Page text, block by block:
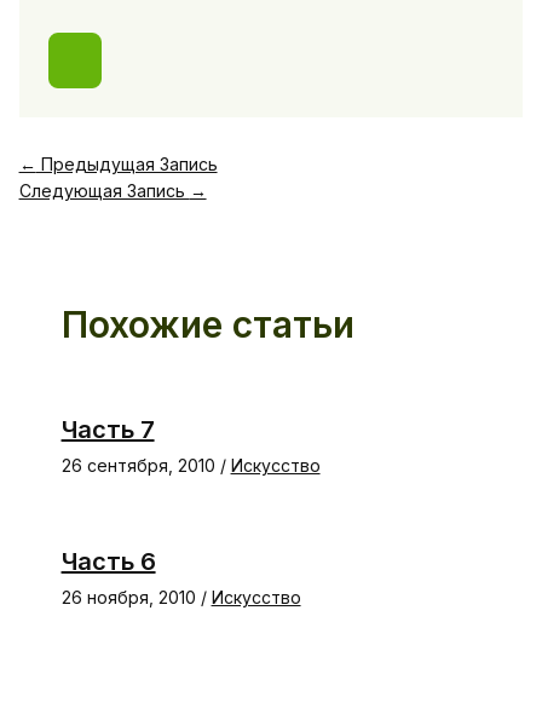
← Предыдущая Запись
Следующая Запись →
Похожие статьи
Часть 7
26 сентября, 2010 / Искусство
Часть 6
26 ноября, 2010 / Искусство